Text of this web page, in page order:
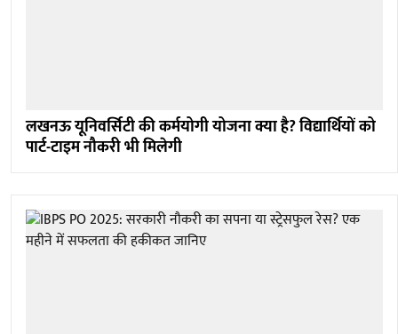
लखनऊ यूनिवर्सिटी की कर्मयोगी योजना क्या है? विद्यार्थियों को
पार्ट-टाइम नौकरी भी मिलेगी